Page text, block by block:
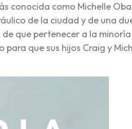
conocida como Michelle
de la ciudad y de una
de que pertenecer a la
que sus hijos Craig y